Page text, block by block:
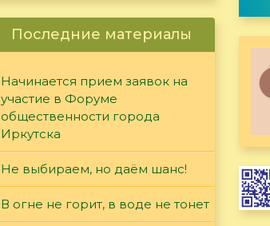
Последние материалы
Начинается прием заявок на
участие в Форуме
общественности города
Иркутска
Не выбираем, но даём шанс!
В огне не горит, в воде не тонет